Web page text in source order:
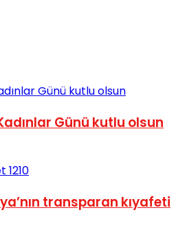
Günü kutlu olsun
1210
transparan kıyafeti